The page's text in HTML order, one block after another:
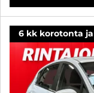
6 kk korotonta